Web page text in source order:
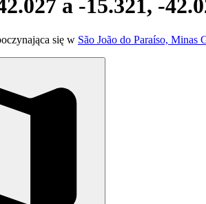
a -15.321, -
się w São João do Paraíso, Minas